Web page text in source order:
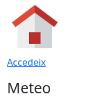
Accedeix
Meteo